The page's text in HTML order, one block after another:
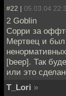
#22 | 05.03.04
2 Goblin
Сорри за
Мертвец и был
[beep]. Так
или это
T_Lori »